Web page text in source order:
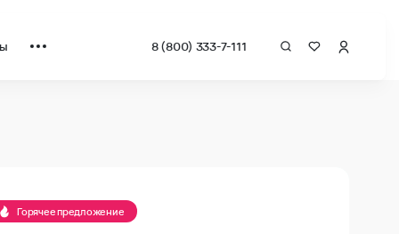
8 (800) 333-7-111
Горячее предложение